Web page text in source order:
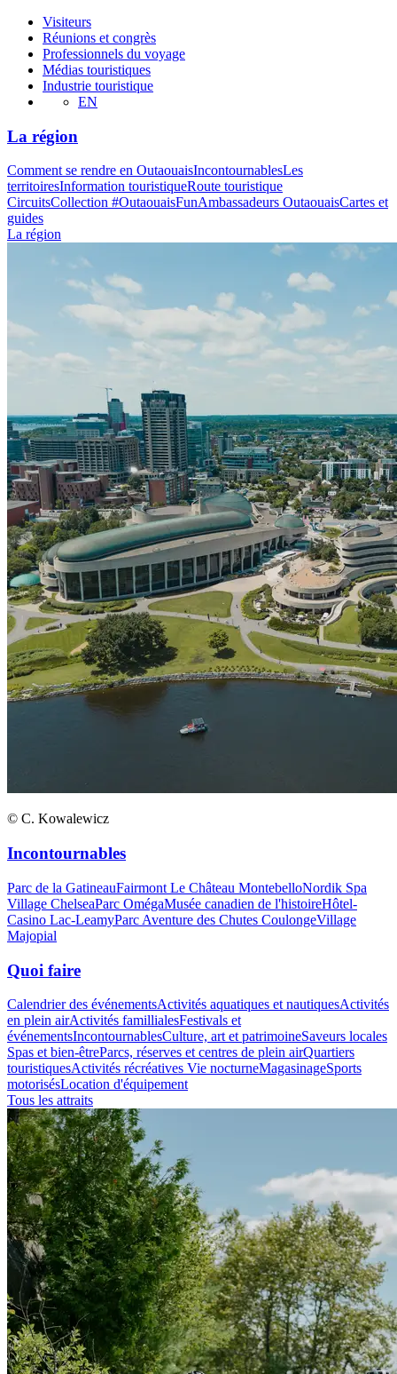
Visiteurs
Réunions et congrès
Professionnels du voyage
Médias touristiques
Industrie touristique
EN
La région
Comment se rendre en OutaouaisIncontournablesLes
territoiresInformation touristiqueRoute touristique
CircuitsCollection #OutaouaisFunAmbassadeurs OutaouaisCartes et
guides
La région
© C. Kowalewicz
Incontournables
Parc de la GatineauFairmont Le Château MontebelloNordik Spa
Village ChelseaParc OmégaMusée canadien de l'histoireHôtel-
Casino Lac-LeamyParc Aventure des Chutes CoulongeVillage
Majopial
Quoi faire
Calendrier des événementsActivités aquatiques et nautiquesActivités
en plein airActivités famillialesFestivals et
événementsIncontournablesCulture, art et patrimoineSaveurs locales
Spas et bien-êtreParcs, réserves et centres de plein airQuartiers
touristiquesActivités récréatives Vie nocturneMagasinageSports
motorisésLocation d'équipement
Tous les attraits